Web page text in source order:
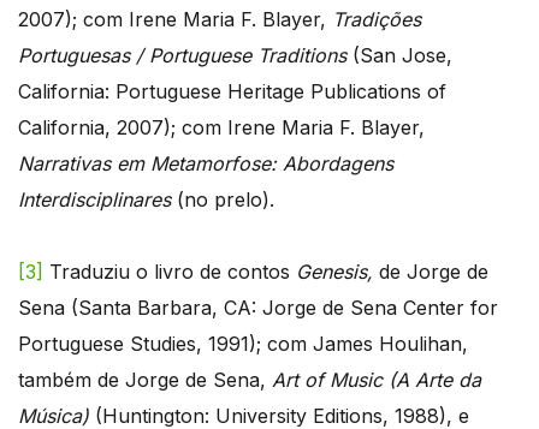
2007); com Irene Maria F. Blayer, Tradições
Portuguesas / Portuguese Traditions(San Jose,
California: Portuguese Heritage Publications of
California, 2007); com Irene Maria F. Blayer,
Narrativas em Metamorfose: Abordagens
Interdisciplinares (no prelo).
[3] Traduziu o livro de contos Genesis, de Jorge de
Sena (Santa Barbara, CA: Jorge de Sena Center for
Portuguese Studies, 1991); com James Houlihan,
também de Jorge de Sena, Art of Music (A Arte da
Música) (Huntington: University Editions, 1988), e